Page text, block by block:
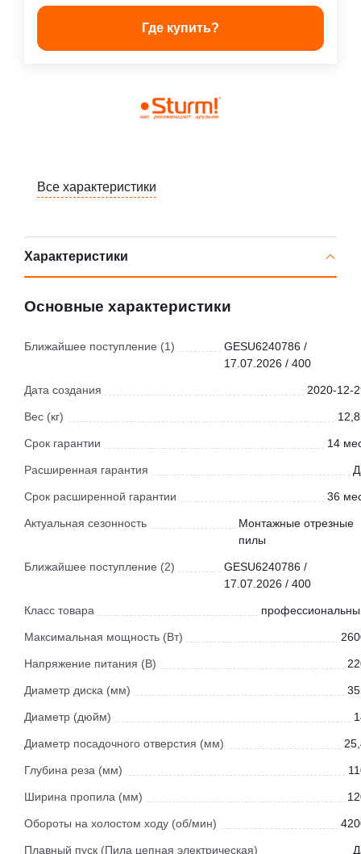
Где купить?
Все характеристики
Характеристики
Основные характеристики
Ближайшее поступление (1)
GESU6240786 /
17.07.2026 / 400
Дата создания 2020-12-
Вес (кг)
Срок гарантии 14
Расширенная гарантия
Срок расширенной гарантии 36
Актуальная сезонность
Монтажные отрезные
пилы
Ближайшее поступление (2)
GESU6240786 /
17.07.2026 / 400
Класс товара
Максимальная мощность (Вт)
Напряжение питания (В)
Диаметр диска (мм)
Диаметр (дюйм)
Диаметр посадочного отверстия (мм)
Глубина реза (мм)
Ширина пропила (мм)
Обороты на холостом ходу (об/мин)
Плавный пуск (Пила цепная электрическая)